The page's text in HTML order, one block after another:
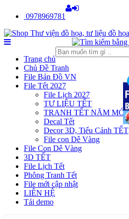
0978969781
Trang chủ
Chủ Đề Tranh
File Bản Đồ VN
File Tết 2027
File Lịch 2027
TƯ LIỆU TẾT
TRANH TẾT NĂM MỚI
Decal Tết
Decor 3D, Tiểu Cảnh TẾT
File con Dê Vàng
File Con Dê Vàng
3D TẾT
File Lịch Tết
Phông Tranh Tết
File mới cập nhật
LIÊN HỆ
Tải demo